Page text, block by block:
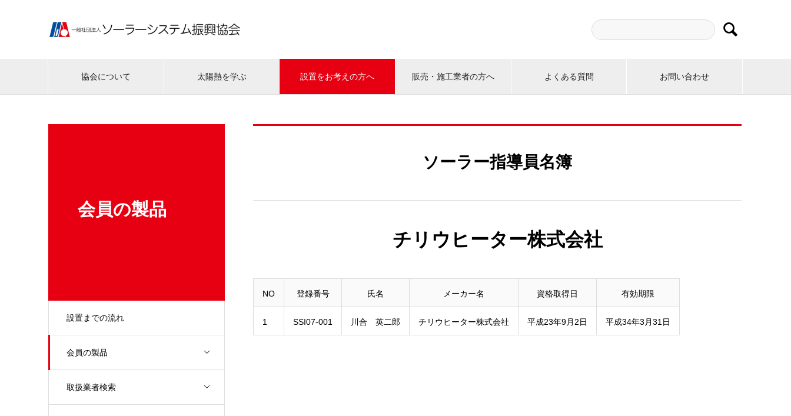

協会について 太陽熱を学ぶ 設置をお考えの方へ 販売・施工業者の方へ よくある質問 お問い合わせ
会員の製品
設置までの流れ
会員の製品
取扱業者検索
ソーラー指導員名簿
チリウヒーター株式会社
NO 登録番号 氏名 メーカー名 資格取得日 有効期限
1 SSI07-001 川合 英二郎 チリウヒーター株式会社 平成23年9月2日 平成34年3月31日